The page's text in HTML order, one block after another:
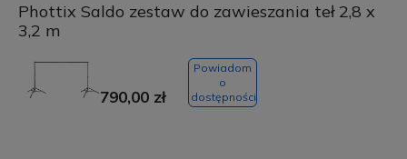
Phottix Saldo zestaw do zawieszania teł 2,8 x
3,2 m
790,00 zł
Powiadom
o
dostępności